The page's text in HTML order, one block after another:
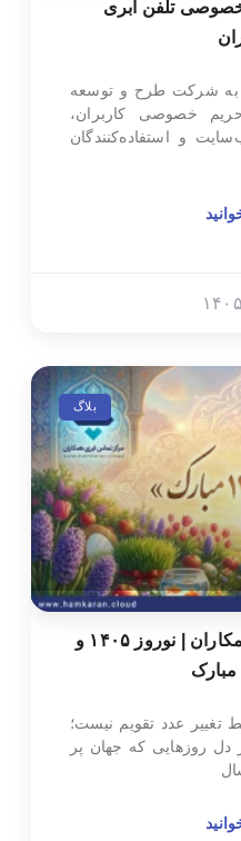
تلفن ابری
به شرکت طرح و توسعه
خصوصی کاربران،
و استفاده‌کنندگان
۰۹
بلاگ
پیام نوروزی تلفن ابری همکاران | نوروز ۱۴۰۵ و
عدد تقویم نیست؛
دل روزهایی که جهان پر